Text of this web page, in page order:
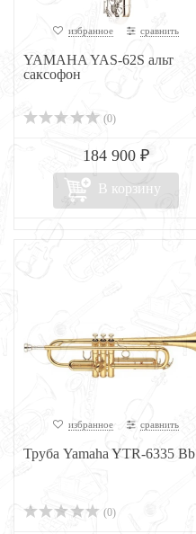
избранное сравнить
YAMAHA YAS-62S альт
саксофон
(0)
184 900 ₽
В корзину
избранное сравнить
Труба Yamaha YTR-6335 Bb
(0)